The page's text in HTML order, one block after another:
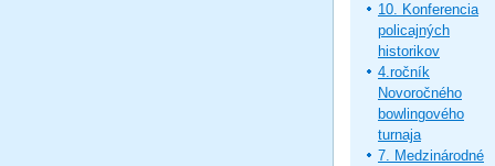
10. Konferencia
policajných
historikov
4.ročník
Novoročného
bowlingového
turnaja
7. Medzinárodné